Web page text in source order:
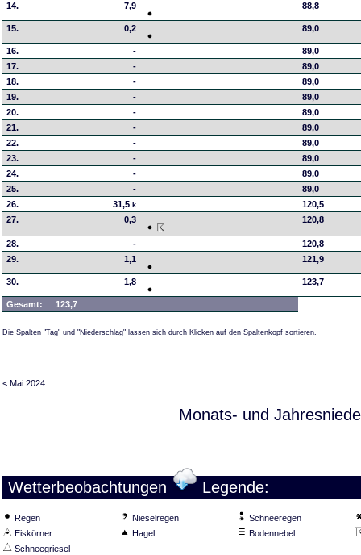
14.
7,9 88,8
15. 0,2 89,0
16. -
89,0
17.
-
89,0
18.
-
89,0
19.
-
89,0
20.
-
89,0
21.
-
89,0
22.
-
89,0
23.
-
89,0
24.
-
89,0
25.
-
89,0
26.
31,5k
120,5
27.
0,3 120,8
28. -
120,8
29.
1,1 121,9
30. 1,8 123,7
Gesamt: 123,7
Die Spalten "Tag" und "Niederschlag" lassen sich durch Klicken auf den Spaltenkopf sortieren.
< Mai 2024
Monats- und
Wetterbeobachtungen Legende:
Regen Nieselregen
Schneeregen
Eiskörner
Hagel
Bodennebel
Schneegriesel